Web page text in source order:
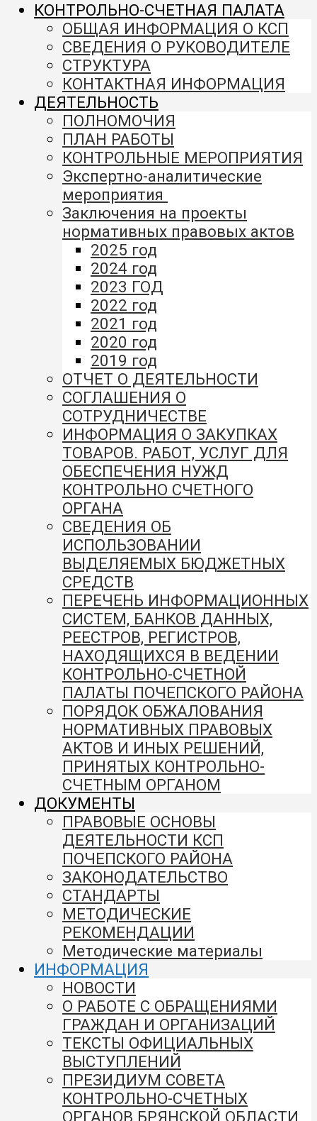
КОНТРОЛЬНО-СЧЕТНАЯ ПАЛАТА
ОБЩАЯ ИНФОРМАЦИЯ О КСП
СВЕДЕНИЯ О РУКОВОДИТЕЛЕ
СТРУКТУРА
КОНТАКТНАЯ ИНФОРМАЦИЯ
ДЕЯТЕЛЬНОСТЬ
ПОЛНОМОЧИЯ
ПЛАН РАБОТЫ
КОНТРОЛЬНЫЕ МЕРОПРИЯТИЯ
Экспертно-аналитические
мероприятия
Заключения на проекты
нормативных правовых актов
2025 год
2024 год
2023 ГОД
2022 год
2021 год
2020 год
2019 год
ОТЧЕТ О ДЕЯТЕЛЬНОСТИ
СОГЛАШЕНИЯ О
СОТРУДНИЧЕСТВЕ
ИНФОРМАЦИЯ О ЗАКУПКАХ
ТОВАРОВ. РАБОТ, УСЛУГ ДЛЯ
ОБЕСПЕЧЕНИЯ НУЖД
КОНТРОЛЬНО СЧЕТНОГО
ОРГАНА
СВЕДЕНИЯ ОБ
ИСПОЛЬЗОВАНИИ
ВЫДЕЛЯЕМЫХ БЮДЖЕТНЫХ
СРЕДСТВ
ПЕРЕЧЕНЬ ИНФОРМАЦИОННЫХ
СИСТЕМ, БАНКОВ ДАННЫХ,
РЕЕСТРОВ, РЕГИСТРОВ,
НАХОДЯЩИХСЯ В ВЕДЕНИИ
КОНТРОЛЬНО-СЧЕТНОЙ
ПАЛАТЫ ПОЧЕПСКОГО РАЙОНА
ПОРЯДОК ОБЖАЛОВАНИЯ
НОРМАТИВНЫХ ПРАВОВЫХ
АКТОВ И ИНЫХ РЕШЕНИЙ,
ПРИНЯТЫХ КОНТРОЛЬНО-
СЧЕТНЫМ ОРГАНОМ
ДОКУМЕНТЫ
ПРАВОВЫЕ ОСНОВЫ
ДЕЯТЕЛЬНОСТИ КСП
ПОЧЕПСКОГО РАЙОНА
ЗАКОНОДАТЕЛЬСТВО
СТАНДАРТЫ
МЕТОДИЧЕСКИЕ
РЕКОМЕНДАЦИИ
Методические материалы
ИНФОРМАЦИЯ
НОВОСТИ
О РАБОТЕ С ОБРАЩЕНИЯМИ
ГРАЖДАН И ОРГАНИЗАЦИЙ
ТЕКСТЫ ОФИЦИАЛЬНЫХ
ВЫСТУПЛЕНИЙ
ПРЕЗИДИУМ СОВЕТА
КОНТРОЛЬНО-СЧЕТНЫХ
ОРГАНОВ БРЯНСКОЙ ОБЛАСТИ